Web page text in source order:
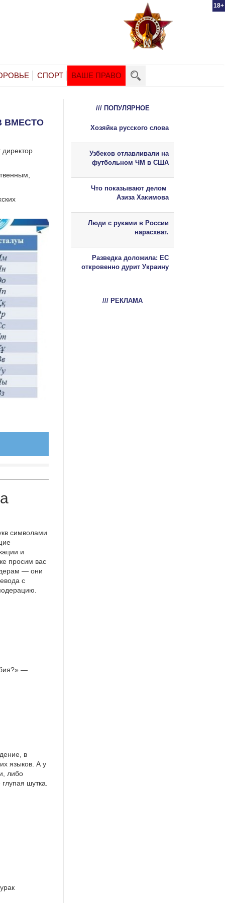
18+
СПОРТ ВАШЕ ПРАВО
ВМЕСТО
директор
символами
и
просим вас
— они
с
—
в
языков. А у
либо
шутка.
/// ПОПУЛЯРНОЕ
Хозяйка русского слова
Узбеков отлавливали на
футбольном ЧМ в США
Что показывают делом
Азиза Хакимова
Люди с руками в России
нарасхват.
Разведка доложила: ЕС
откровенно дурит Украину
/// РЕКЛАМА